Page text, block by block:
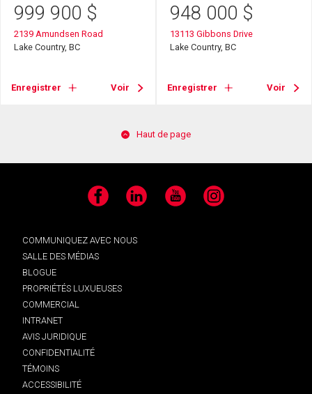
999 900 $
2139 Amundsen Road
Lake Country, BC
Enregistrer Voir
948 000 $
13113 Gibbons Drive
Lake Country, BC
Enregistrer Voir
Haut de page
Facebook LinkedIn YouTube Instagram
COMMUNIQUEZ AVEC NOUS
SALLE DES MÉDIAS
BLOGUE
PROPRIÉTÉS LUXUEUSES
COMMERCIAL
INTRANET
AVIS JURIDIQUE
CONFIDENTIALITÉ
TÉMOINS
ACCESSIBILITÉ